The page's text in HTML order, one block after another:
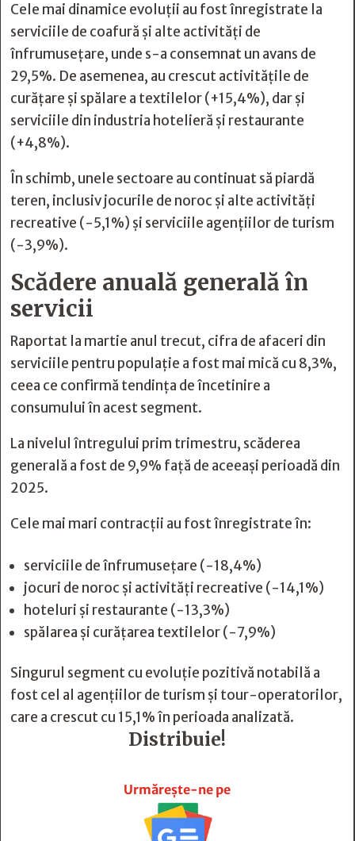
Cele mai dinamice evoluții au fost înregistrate la
serviciile de coafură și alte activități de
înfrumusețare, unde s-a consemnat un avans de
29,5%. De asemenea, au crescut activitățile de
curățare și spălare a textilelor (+15,4%), dar și
serviciile din industria hotelieră și restaurante
(+4,8%).
În schimb, unele sectoare au continuat să piardă
teren, inclusiv jocurile de noroc și alte activități
recreative (-5,1%) și serviciile agențiilor de turism
(-3,9%).
Scădere anuală generală în
servicii
Raportat la martie anul trecut, cifra de afaceri din
serviciile pentru populație a fost mai mică cu 8,3%,
ceea ce confirmă tendința de încetinire a
consumului în acest segment.
La nivelul întregului prim trimestru, scăderea
generală a fost de 9,9% față de aceeași perioadă din
2025.
Cele mai mari contracții au fost înregistrate în:
serviciile de înfrumusețare (-18,4%)
jocuri de noroc și activități recreative (-14,1%)
hoteluri și restaurante (-13,3%)
spălarea și curățarea textilelor (-7,9%)
Singurul segment cu evoluție pozitivă notabilă a
fost cel al agențiilor de turism și tour-operatorilor,
care a crescut cu 15,1% în perioada analizată.
Distribuie!
Urmărește-ne pe